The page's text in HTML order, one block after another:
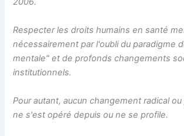
Respecter les droits humains en santé
nécessairement par l'oubli du paradigme
mentale" et de profonds changements
institutionnels.
Pour autant, aucun changement radical
ne s'est opéré depuis ou ne se profile.